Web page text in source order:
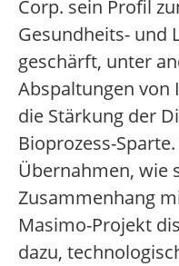
Corp. sein Profil
Gesundheits- und
geschärft, unter
Abspaltungen von
die Stärkung der
Bioprozess-
Übernahmen, wie
Zusammenhang
Masimo-Projekt
dazu,